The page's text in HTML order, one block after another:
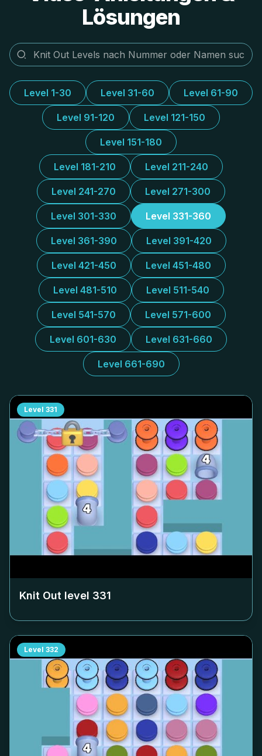
Lösungen
Level 1-30 Level 31-60 Level 61-90
Level 91-120 Level 121-150
Level 151-180
Level 181-210 Level 211-240
Level 241-270 Level 271-300
Level 301-330 Level 331-360
Level 361-390 Level 391-420
Level 421-450 Level 451-480
Level 481-510 Level 511-540
Level 541-570 Level 571-600
Level 601-630 Level 631-660
Level 661-690
Level 331
Knit Out level 331
Level 332